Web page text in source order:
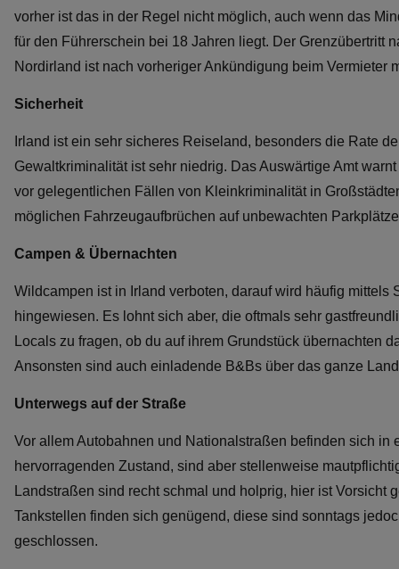
vorher ist das in der Regel nicht möglich, auch wenn das
für den Führerschein bei 18 Jahren liegt. Der Grenzübertritt
Nordirland ist nach vorheriger Ankündigung beim Vermieter
Sicherheit
Irland ist ein sehr sicheres Reiseland, besonders die Rate
Gewaltkriminalität ist sehr niedrig. Das Auswärtige Amt
vor gelegentlichen Fällen von Kleinkriminalität in
möglichen Fahrzeugaufbrüchen auf unbewachten
Campen & Übernachten
Wildcampen ist in Irland verboten, darauf wird häufig mittels
hingewiesen. Es lohnt sich aber, die oftmals sehr
Locals zu fragen, ob du auf ihrem Grundstück übernachten
Ansonsten sind auch einladende B&Bs über das ganze
Unterwegs auf der Straße
Vor allem Autobahnen und Nationalstraßen befinden sich in
hervorragenden Zustand, sind aber stellenweise
Landstraßen sind recht schmal und holprig, hier ist Vorsicht
Tankstellen finden sich genügend, diese sind sonntags
geschlossen.